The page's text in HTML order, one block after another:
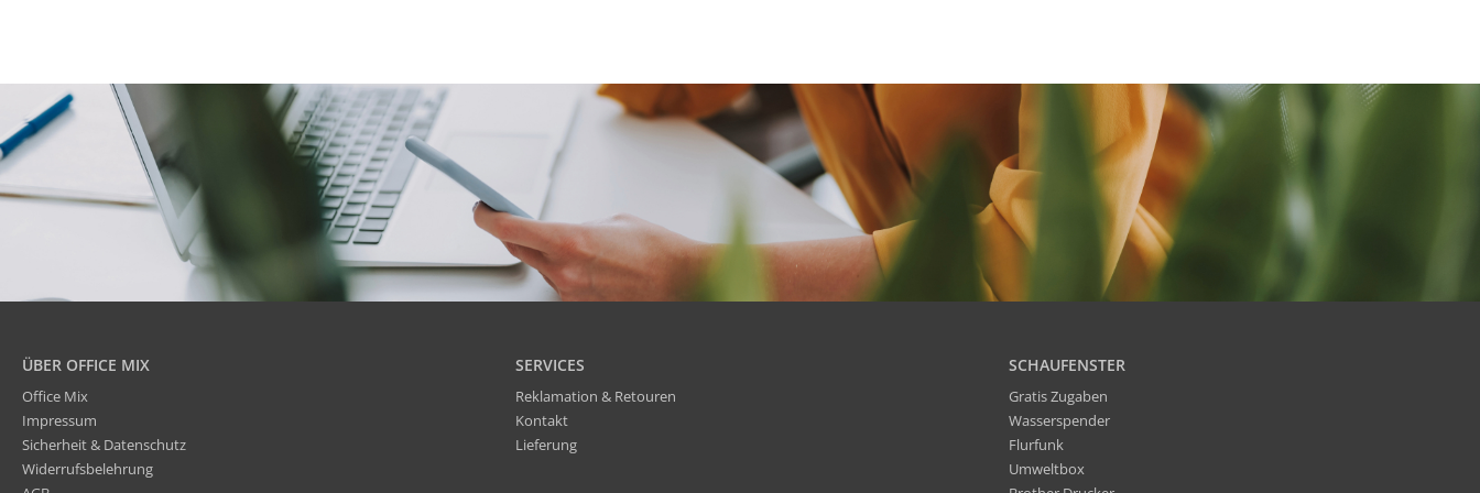
ÜBER OFFICE MIX
Office Mix
Impressum
Sicherheit & Datenschutz
Widerrufsbelehrung
SERVICES
Reklamation & Retouren
Kontakt
Lieferung
SCHAUFENSTER
Gratis Zugaben
Wasserspender
Flurfunk
Umweltbox